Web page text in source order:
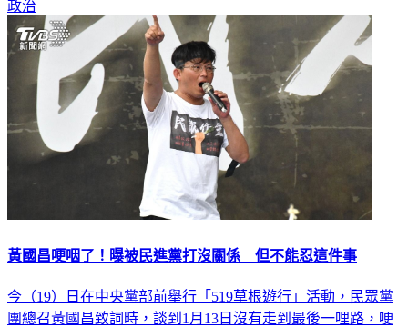
政治
今（19）日在中央黨部前舉行「519草根遊行」活動，民眾黨